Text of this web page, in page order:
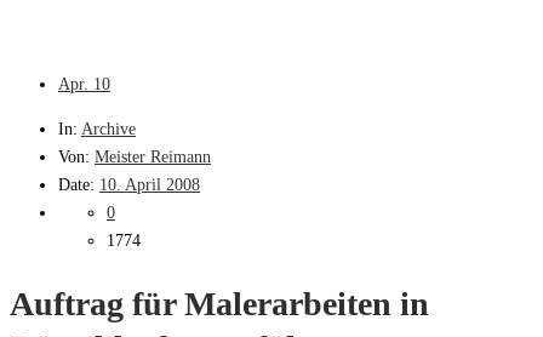
Apr. 10
In: Archive
Von: Meister Reimann
Date: 10. April 2008
0
1774
Auftrag für Malerarbeiten in